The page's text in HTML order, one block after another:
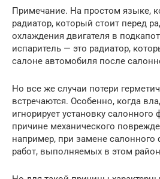
Примечание. На простом языке,
радиатор, который стоит перед
охлаждения двигателя в
испаритель — это радиатор,
салоне автомобиля после
Но все же случаи потери
встречаются. Особенно, когда
игнорирует установку салонного
причине механического
например, при замене салонного
работ, выполняемых в этом